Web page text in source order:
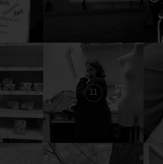
11